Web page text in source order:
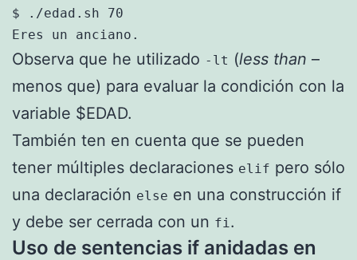
$ ./edad.sh 70
Eres un anciano.
Observa que he utilizado -lt (less than –
menos que) para evaluar la condición con la
variable $EDAD.
También ten en cuenta que se pueden
tener múltiples declaraciones elif pero sólo
una declaración else en una construcción if
y debe ser cerrada con un fi.
Uso de sentencias if anidadas en